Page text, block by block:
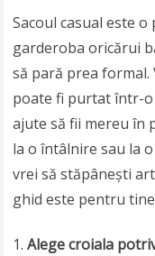
Sacoul casual este
garderoba oricărui
să pară prea formal.
poate fi purtat într-o
ajute să fii mereu în
la o întâlnire sau la
vrei să stăpânești
ghid este pentru
Alege croiala